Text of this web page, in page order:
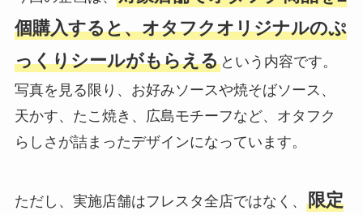
個購入すると、オタフクオリジナルのぷ
っくりシールがもらえるという内容です。
写真を見る限り、お好みソースや焼そばソース、
天かす、たこ焼き、広島モチーフなど、オタフク
らしさが詰まったデザインになっています。
ただし、実施店舗はフレスタ全店ではなく、 限定